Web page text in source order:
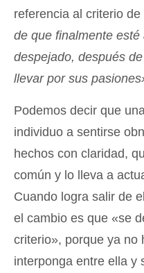
referencia al criterio
de que finalmente
despejado, después
llevar por sus
Podemos decir que
individuo a sentirse
hechos con claridad,
común y lo lleva a
Cuando logra salir de
el cambio es que «se
criterio», porque ya no
interponga entre ella y